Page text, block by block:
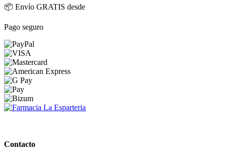
📦 Envío GRATIS desde
Pago seguro
Contacto